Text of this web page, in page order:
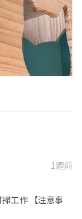
1週前
工作 【注意事